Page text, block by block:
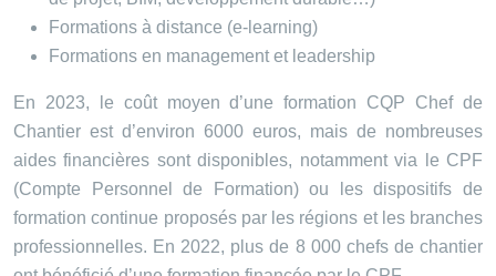
Formations à distance (e-learning)
Formations en management et leadership
En 2023, le coût moyen d’une formation CQP Chef de
Chantier est d’environ 6000 euros, mais de nombreuses
aides financières sont disponibles, notamment via le CPF
(Compte Personnel de Formation) ou les dispositifs de
formation continue proposés par les régions et les branches
professionnelles. En 2022, plus de 8 000 chefs de chantier